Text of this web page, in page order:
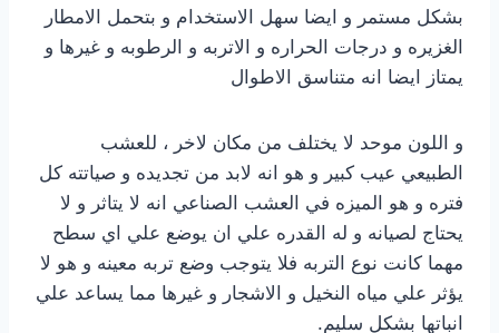
بشكل مستمر و ايضا سهل الاستخدام و بتحمل الامطار
الغزيره و درجات الحراره و الاتربه و الرطوبه و غيرها و
يمتاز ايضا انه متناسق الاطوال
و اللون موحد لا يختلف من مكان لاخر ، للعشب
الطبيعي عيب كبير و هو انه لابد من تجديده و صياتته كل
فتره و هو الميزه في العشب الصناعي انه لا يتاثر و لا
يحتاج لصيانه و له القدره علي ان يوضع علي اي سطح
مهما كانت نوع التربه فلا يتوجب وضع تربه معينه و هو لا
يؤثر علي مياه النخيل و الاشجار و غيرها مما يساعد علي
انباتها بشكل سليم.